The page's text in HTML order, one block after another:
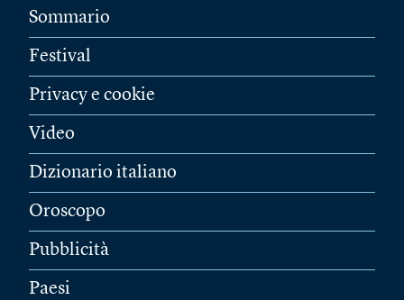
Sommario
Festival
Privacy e cookie
Video
Dizionario italiano
Oroscopo
Pubblicità
Paesi